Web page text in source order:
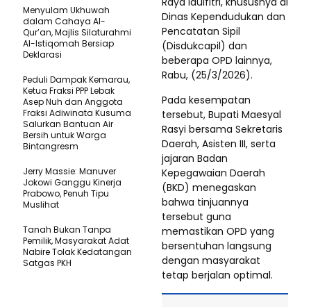
Dinas Kependudukan dan
Pencatatan Sipil
(Disdukcapil) dan
beberapa OPD lainnya,
Rabu, (25/3/2026).
Pada kesempatan
tersebut, Bupati Maesyal
Rasyi bersama Sekretaris
Daerah, Asisten III, serta
jajaran Badan
Kepegawaian Daerah
(BKD) menegaskan
bahwa tinjuannya
tersebut guna
memastikan OPD yang
bersentuhan langsung
dengan masyarakat
tetap berjalan optimal.
Menyulam Ukhuwah
dalam Cahaya Al-
Qur’an, Majlis Silaturahmi
Al-Istiqomah Bersiap
Deklarasi
Peduli Dampak Kemarau,
Ketua Fraksi PPP Lebak
Asep Nuh dan Anggota
Fraksi Adiwinata Kusuma
Salurkan Bantuan Air
Bersih untuk Warga
Bintangresm
Jerry Massie: Manuver
Jokowi Ganggu Kinerja
Prabowo, Penuh Tipu
Muslihat
Tanah Bukan Tanpa
Pemilik, Masyarakat Adat
Nabire Tolak Kedatangan
Satgas PKH